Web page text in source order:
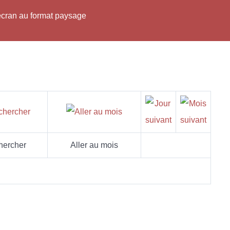
au format paysage
Aller au mois